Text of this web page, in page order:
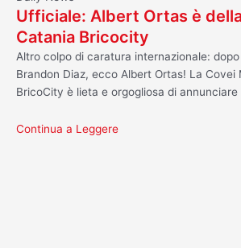
Ufficiale: Albert Ortas è
Catania Bricocity
Altro colpo di caratura internazionale:
Brandon Diaz, ecco Albert Ortas! La Covei
BricoCity è lieta e orgogliosa di
Continua a Leggere